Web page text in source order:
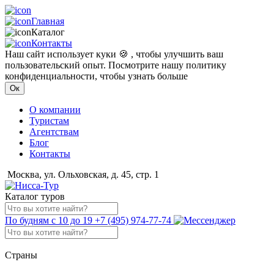
Главная
Каталог
Контакты
Наш сайт использует куки 🍪 , чтобы улучшить ваш
пользовательский опыт. Посмотрите нашу политику
конфиденциальности, чтобы узнать больше
Ок
О компании
Туристам
Агентствам
Блог
Контакты
Москва, ул. Ольховская, д. 45, стр. 1
Каталог туров
По будням с 10 до 19 +7 (495) 974-77-74
Страны